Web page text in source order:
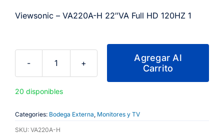
Viewsonic – VA220A-H 22″VA Full HD 120HZ 1
ViewSonic
VA220A-
Agregar Al
Carrito
20 disponibles
Categories: Bodega Externa, Monitores y TV
SKU: VA220A-H